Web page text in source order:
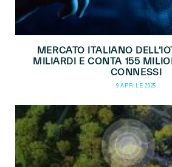
MERCATO ITALIANO
MILIARDI E CONTA 155
CONNESSI
9 APRILE 2025